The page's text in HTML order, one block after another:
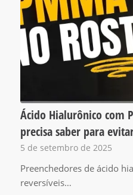
Ácido Hialurônico com
precisa saber para
5 de setembro de 2025
Preenchedores de ácido
reversíveis…